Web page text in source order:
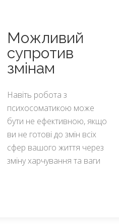
Можливий
супротив
змінам
Навіть робота з
психосоматикою може
бути не ефективною, якщо
ви не готові до змін всіх
сфер вашого життя через
зміну харчування та ваги